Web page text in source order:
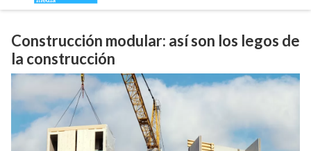
Construcción modular: así son los legos de
la construcción